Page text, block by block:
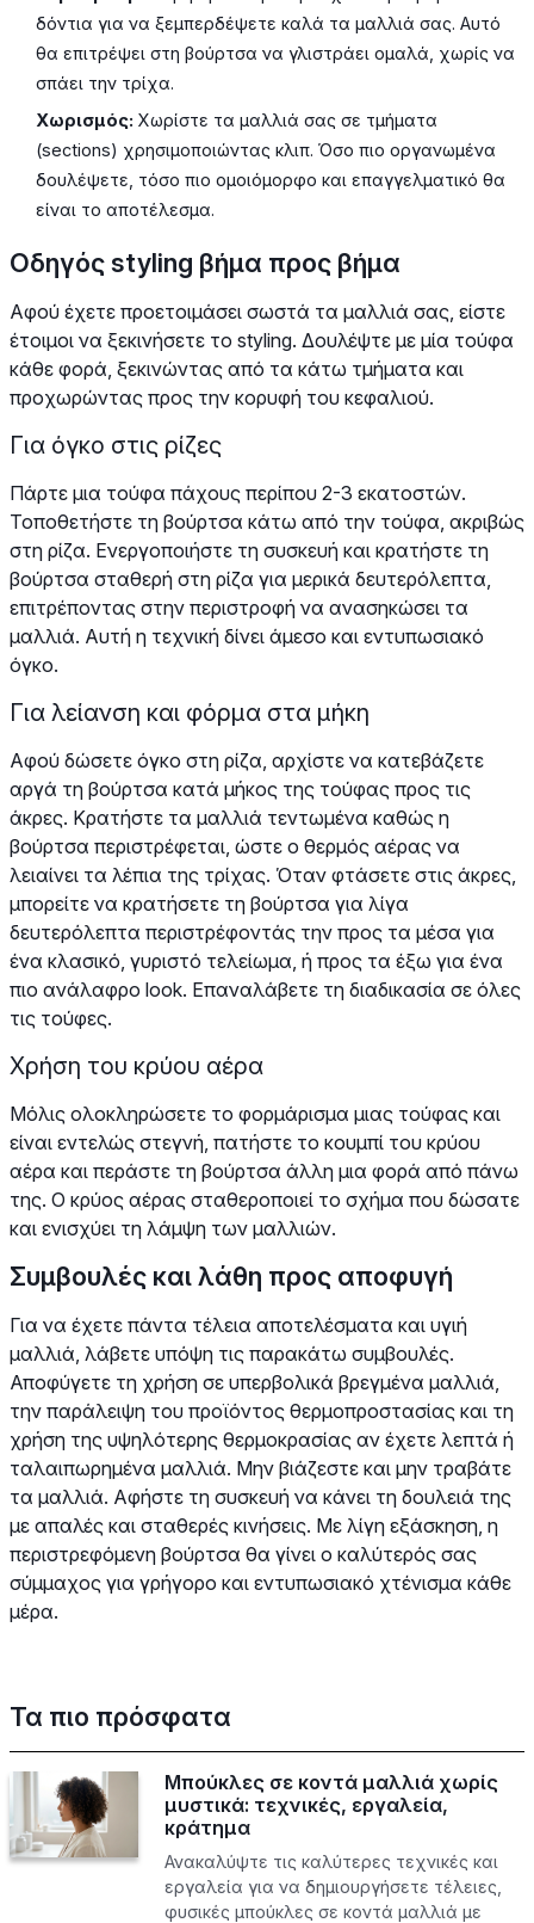
δόντια για να ξεμπερδέψετε καλά τα μαλλιά σας. Αυτό
θα επιτρέψει στη βούρτσα να γλιστράει ομαλά, χωρίς να
σπάει την τρίχα.
Χωρισμός: Χωρίστε τα μαλλιά σας σε τμήματα
(sections) χρησιμοποιώντας κλιπ. Όσο πιο οργανωμένα
δουλέψετε, τόσο πιο ομοιόμορφο και επαγγελματικό θα
είναι το αποτέλεσμα.
Οδηγός styling βήμα προς βήμα
Αφού έχετε προετοιμάσει σωστά τα μαλλιά σας, είστε
έτοιμοι να ξεκινήσετε το styling. Δουλέψτε με μία τούφα
κάθε φορά, ξεκινώντας από τα κάτω τμήματα και
προχωρώντας προς την κορυφή του κεφαλιού.
Για όγκο στις ρίζες
Πάρτε μια τούφα πάχους περίπου 2-3 εκατοστών.
Τοποθετήστε τη βούρτσα κάτω από την τούφα, ακριβώς
στη ρίζα. Ενεργοποιήστε τη συσκευή και κρατήστε τη
βούρτσα σταθερή στη ρίζα για μερικά δευτερόλεπτα,
επιτρέποντας στην περιστροφή να ανασηκώσει τα
μαλλιά. Αυτή η τεχνική δίνει άμεσο και εντυπωσιακό
όγκο.
Για λείανση και φόρμα στα μήκη
Αφού δώσετε όγκο στη ρίζα, αρχίστε να κατεβάζετε
αργά τη βούρτσα κατά μήκος της τούφας προς τις
άκρες. Κρατήστε τα μαλλιά τεντωμένα καθώς η
βούρτσα περιστρέφεται, ώστε ο θερμός αέρας να
λειαίνει τα λέπια της τρίχας. Όταν φτάσετε στις άκρες,
μπορείτε να κρατήσετε τη βούρτσα για λίγα
δευτερόλεπτα περιστρέφοντάς την προς τα μέσα για
ένα κλασικό, γυριστό τελείωμα, ή προς τα έξω για ένα
πιο ανάλαφρο look. Επαναλάβετε τη διαδικασία σε όλες
τις τούφες.
Χρήση του κρύου αέρα
Μόλις ολοκληρώσετε το φορμάρισμα μιας τούφας και
είναι εντελώς στεγνή, πατήστε το κουμπί του κρύου
αέρα και περάστε τη βούρτσα άλλη μια φορά από πάνω
της. Ο κρύος αέρας σταθεροποιεί το σχήμα που δώσατε
και ενισχύει τη λάμψη των μαλλιών.
Συμβουλές και λάθη προς αποφυγή
Για να έχετε πάντα τέλεια αποτελέσματα και υγιή
μαλλιά, λάβετε υπόψη τις παρακάτω συμβουλές.
Αποφύγετε τη χρήση σε υπερβολικά βρεγμένα μαλλιά,
την παράλειψη του προϊόντος θερμοπροστασίας και τη
χρήση της υψηλότερης θερμοκρασίας αν έχετε λεπτά ή
ταλαιπωρημένα μαλλιά. Μην βιάζεστε και μην τραβάτε
τα μαλλιά. Αφήστε τη συσκευή να κάνει τη δουλειά της
με απαλές και σταθερές κινήσεις. Με λίγη εξάσκηση, η
περιστρεφόμενη βούρτσα θα γίνει ο καλύτερός σας
σύμμαχος για γρήγορο και εντυπωσιακό χτένισμα κάθε
μέρα.
Τα πιο πρόσφατα
Μπούκλες σε κοντά μαλλιά χωρίς
μυστικά: τεχνικές, εργαλεία,
κράτημα
Ανακαλύψτε τις καλύτερες τεχνικές και
εργαλεία για να δημιουργήσετε τέλειες,
φυσικές μπούκλες σε κοντά μαλλιά με